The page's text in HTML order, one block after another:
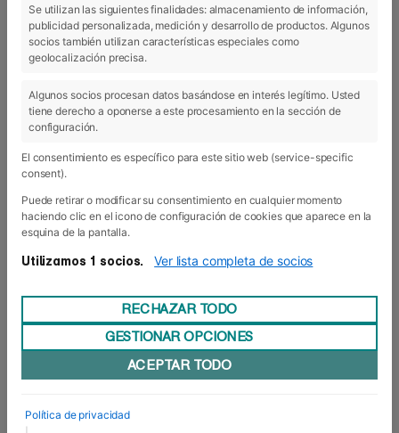
- Internacional
Desde India con amor
El antiguo alumno del MBA Internacional -actual
de Foro Europeo,
Se utilizan las siguientes finalidades: almacenamiento de información,
publicidad personalizada, medición y desarrollo de productos. Algunos
socios también utilizan características especiales como
geolocalización precisa.
Algunos socios procesan datos basándose en interés legítimo. Usted
tiene derecho a oponerse a este procesamiento en la sección de
configuración.
El consentimiento es específico para este sitio web (service-specific
consent).
Puede retirar o modificar su consentimiento en cualquier momento
haciendo clic en el icono de configuración de cookies que aparece en la
esquina de la pantalla.
Utilizamos 1 socios. Ver lista completa de socios
RECHAZAR TODO
GESTIONAR OPCIONES
ACEPTAR TODO
Política de privacidad